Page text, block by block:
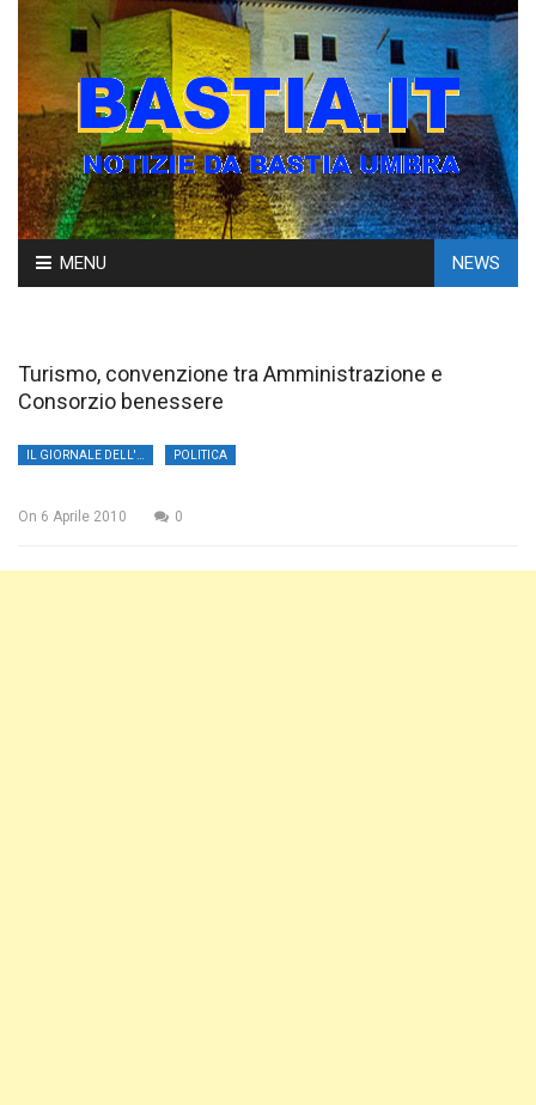
Skip
to
MENU NEWS
Turismo, convenzione tra Amministrazione e
Consorzio benessere
POLITICA
On 6 Aprile 2010 0